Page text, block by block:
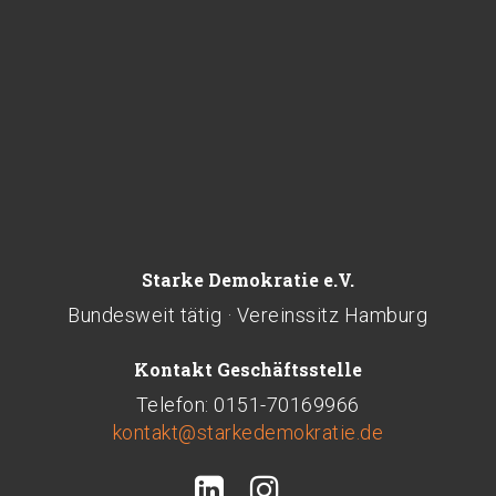
Starke Demokratie e.V.
Bundesweit tätig · Vereinssitz Hamburg
Kontakt Geschäftsstelle
Telefon: 0151-70169966
kontakt@starkedemokratie.de